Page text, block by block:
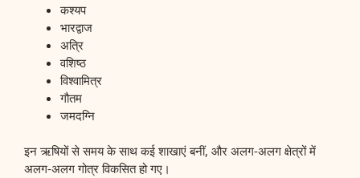
कश्यप
भारद्वाज
अत्रि
वशिष्ठ
विश्वामित्र
गौतम
जमदग्नि
इन ऋषियों से समय के साथ कई शाखाएं बनीं, और अलग-अलग क्षेत्रों में
अलग-अलग गोत्र विकसित हो गए।